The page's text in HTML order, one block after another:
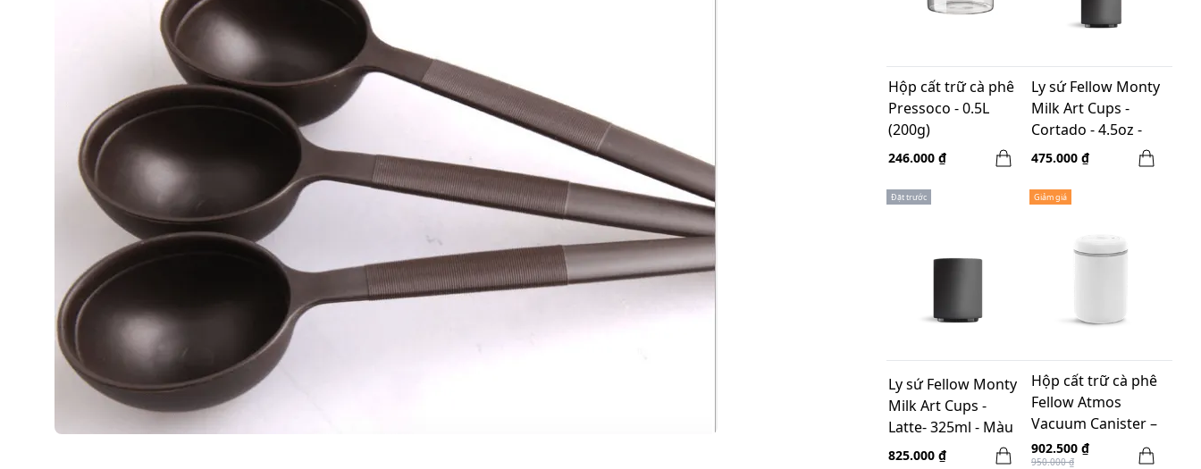
Hộp cất trữ cà phê
Pressoco - 0.5L
(200g)
246.000 ₫
Ly sứ Fellow Monty
Milk Art Cups -
Cortado - 4.5oz -
Màu đen
475.000 ₫
Đặt trước
Ly sứ Fellow Monty
Milk Art Cups -
Latte- 325ml - Màu
đen
825.000 ₫
Giảm giá
Hộp cất trữ cà phê
Fellow Atmos
Vacuum Canister –
Màu Trắng – 1.2L
902.500 ₫
950.000 ₫